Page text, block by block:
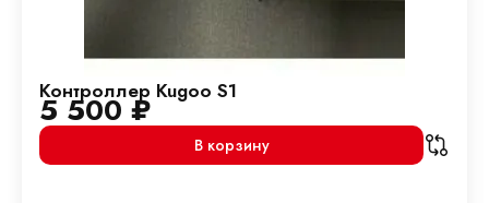
Контроллер Kugoo S1
5 500₽
В корзину